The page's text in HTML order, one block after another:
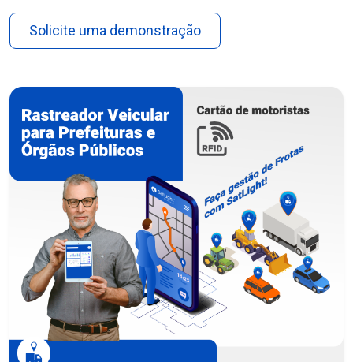
Solicite uma demonstração